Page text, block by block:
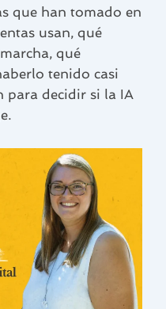
que han tomado en
usan, qué
qué
tenido casi
para decidir si la IA